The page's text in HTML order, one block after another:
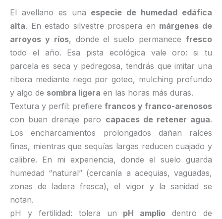
El avellano es una especie de humedad edáfica
alta. En estado silvestre prospera en márgenes de
arroyos y ríos, donde el suelo permanecefresco
todo el año. Esa pista ecológica vale oro: si tu
parcela es seca y pedregosa, tendrás que imitar una
ribera mediante riego por goteo, mulching profundo
y algo de sombra ligera en las horas más duras.
Textura y perfil: prefiere francos y franco-arenosos
con buen drenaje pero capaces de retener agua.
Los encharcamientos prolongados dañan raíces
finas, mientras que sequías largas reducen cuajado y
calibre. En mi experiencia, donde el suelo guarda
humedad “natural” (cercanía a acequias, vaguadas,
zonas de ladera fresca), el vigor y la sanidad se
notan.
pH y fertilidad: tolera un pH amplio dentro de